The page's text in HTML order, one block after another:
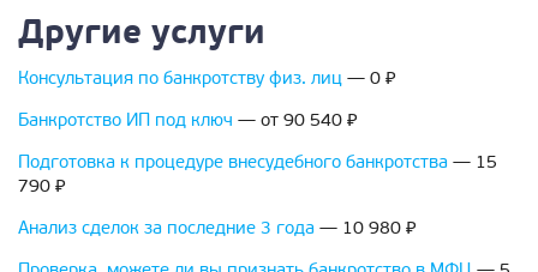
Другие услуги
Консультация по банкротству физ. лиц — 0 ₽
Банкротство ИП под ключ — от 90 540 ₽
Подготовка к процедуре внесудебного банкротства — 15
790 ₽
Анализ сделок за последние 3 года — 10 980 ₽